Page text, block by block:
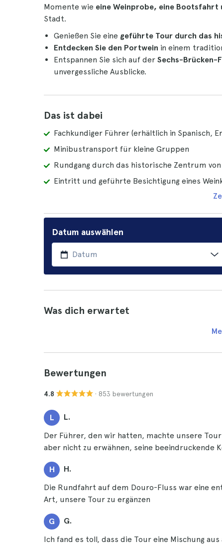
Momente wie eine Weinprobe, eine Bootsfahrt
Stadt.
Genießen Sie eine geführte Tour durch das
Entdecken Sie den Portwein in einem
Entspannen Sie sich auf der Sechs-Brücken-
unvergessliche Ausblicke.
Das ist dabei
Fachkundiger Führer (erhältlich in Spanisch,
Minibustransport für kleine Gruppen
Rundgang durch das historische Zentrum
Eintritt und geführte Besichtigung eines
Datum auswählen
Was dich erwartet
Bewertungen
4.8 · 853 bewertungen
L L.
Der Führer, den wir hatten, machte unsere
aber nicht zu erwähnen, seine beeindruckende
H H.
Die Rundfahrt auf dem Douro-Fluss war eine
Art, unsere Tour zu ergänzen
G G.
Ich fand es toll, dass die Tour eine Mischung